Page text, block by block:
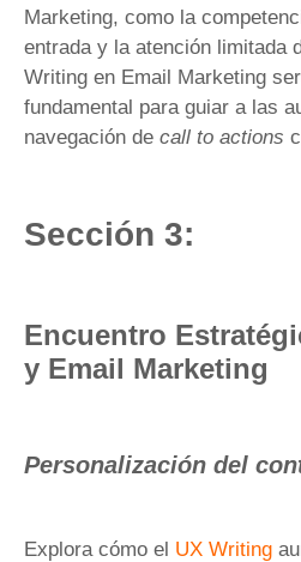
Marketing, como la
entrada y la atención limitada
Writing en Email Marketing
fundamental para guiar a las
navegación de call to actions
Sección 3:
Encuentro
y Email Marketing
Personalización del
Explora cómo el UX Writing